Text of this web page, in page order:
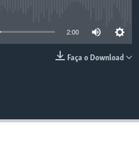
2:00
Faça o Download